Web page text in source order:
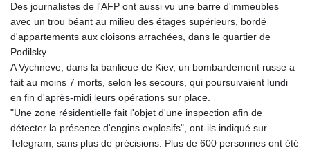
Des journalistes de l'AFP ont aussi vu une barre d'immeubles
avec un trou béant au milieu des étages supérieurs, bordé
d'appartements aux cloisons arrachées, dans le quartier de
Podilsky.
A Vychneve, dans la banlieue de Kiev, un bombardement russe a
fait au moins 7 morts, selon les secours, qui poursuivaient lundi
en fin d'après-midi leurs opérations sur place.
"Une zone résidentielle fait l'objet d'une inspection afin de
détecter la présence d'engins explosifs", ont-ils indiqué sur
Telegram, sans plus de précisions. Plus de 600 personnes ont été